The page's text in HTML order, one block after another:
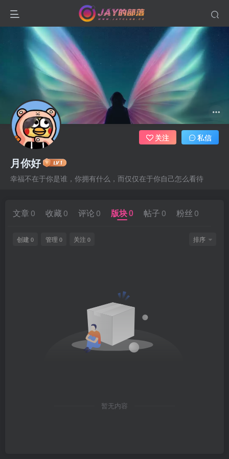
月你好
幸福不在于你是谁，你拥有什么，而仅仅在于你自己怎么看待
关注 私信
文章 0 收藏 0 评论 0 版块0 帖子 0 粉丝 0
创建 0 管理 0 关注 0 排序
暂无内容